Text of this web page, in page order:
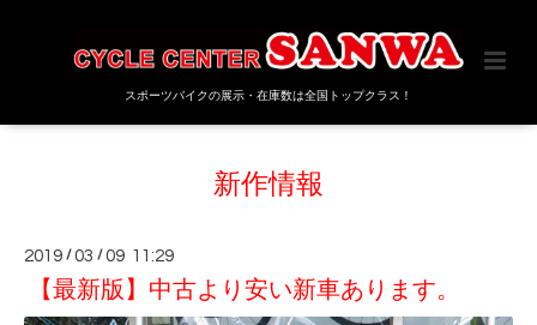
スポーツバイクの展示・在庫数は全国トップクラス！
新作情報
2019 /03 /09 11:29
【最新版】中古より安い新車あります。